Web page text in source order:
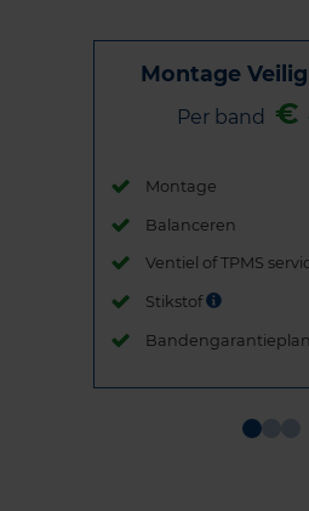
Montage
Per band €
Montage
Balanceren
Ventiel of TPMS
Stikstof
Bandengarantieplan